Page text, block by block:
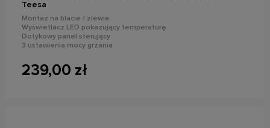
Teesa
Montaż na blacie / zlewie
Wyświetlacz LED pokazujący temperaturę
Dotykowy panel sterujący
3 ustawienia mocy grzania
239,00 zł